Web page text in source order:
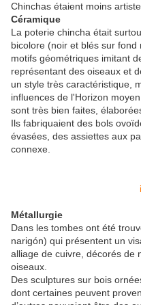
Chinchas étaient moins
Céramique
La poterie chincha était
bicolore (noir et blés sur
motifs géométriques imitant
représentant des oiseaux et
un style très caractéristique,
influences de l'Horizon
sont très bien faites,
Ils fabriquaient des bols
évasées, des assiettes aux
connexe.
Métallurgie
Dans les tombes ont été
narigón) qui présentent un
alliage de cuivre, décorés de
oiseaux.
Des sculptures sur bois
dont certaines peuvent